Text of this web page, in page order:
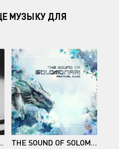
МУЗЫКУ ДЛЯ
OF REALITY THE SOUND OF SOLOMONARI FESTIVAL 2026